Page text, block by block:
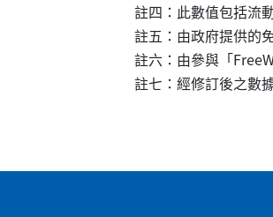
註四：此數值包括流
註五：由政府提供的
註六：由參與「
註七：經修訂後之數